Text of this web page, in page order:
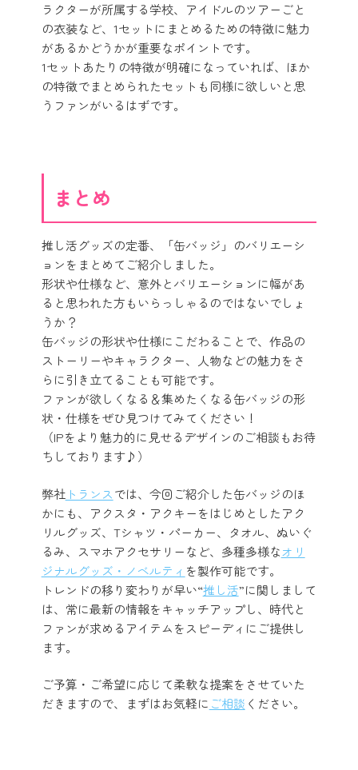
ラクターが所属する学校、アイドルのツアーごと
の衣装など、1セットにまとめるための特徴に魅力
があるかどうかが重要なポイントです。
1セットあたりの特徴が明確になっていれば、ほか
の特徴でまとめられたセットも同様に欲しいと思
うファンがいるはずです。
まとめ
推し活グッズの定番、「缶バッジ」のバリエーシ
ョンをまとめてご紹介しました。
形状や仕様など、意外とバリエーションに幅があ
ると思われた方もいらっしゃるのではないでしょ
うか？
缶バッジの形状や仕様にこだわることで、作品の
ストーリーやキャラクター、人物などの魅力をさ
らに引き立てることも可能です。
ファンが欲しくなる＆集めたくなる缶バッジの形
状・仕様をぜひ見つけてみてください！
（IPをより魅力的に見せるデザインのご相談もお待
ちしております♪）
弊社トランスでは、今回ご紹介した缶バッジのほ
かにも、アクスタ・アクキーをはじめとしたアク
リルグッズ、Tシャツ・パーカー、タオル、ぬいぐ
るみ、スマホアクセサリーなど、多種多様なオリ
ジナルグッズ・ノベルティ を製作可能です。
トレンドの移り変わりが早い“推し活”に関しまして
は、常に最新の情報をキャッチアップし、時代と
ファンが求めるアイテムをスピーディにご提供し
ます。
ご予算・ご希望に応じて柔軟な提案をさせていた
だきますので、まずはお気軽に ご相談 ください。